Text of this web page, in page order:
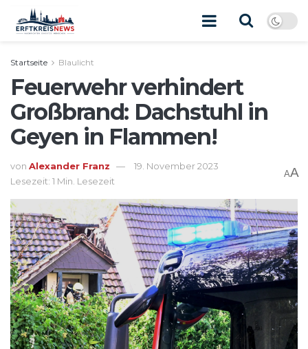
Startseite Blaulicht
Feuerwehr verhindert
Großbrand: Dachstuhl in
Geyen in Flammen!
von Alexander Franz
19. November 2023
Lesezeit: 1 Min. Lesezeit
AA